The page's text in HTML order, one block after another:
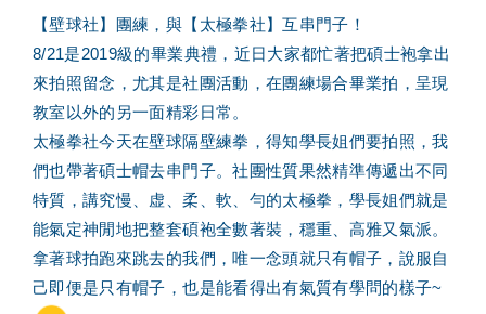
【壁球社】團練，與【太極拳社】互串門子！
8/21是2019級的畢業典禮，近日大家都忙著把碩士袍拿出
來拍照留念，尤其是社團活動，在團練場合畢業拍，呈現
教室以外的另一面精彩日常。
太極拳社今天在壁球隔壁練拳，得知學長姐們要拍照，我
們也帶著碩士帽去串門子。社團性質果然精準傳遞出不同
特質，講究慢、虚、柔、軟、勻的太極拳，學長姐們就是
能氣定神閒地把整套碩袍全數著裝，穩重、高雅又氣派。
拿著球拍跑來跳去的我們，唯一念頭就只有帽子，說服自
己即便是只有帽子，也是能看得出有氣質有學問的樣子~